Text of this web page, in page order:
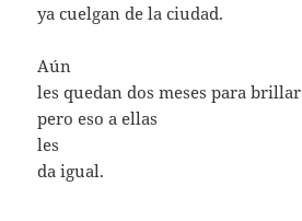
ya cuelgan de la ciudad.
Aún
les quedan dos meses para brillar
pero eso a ellas
les
da igual.